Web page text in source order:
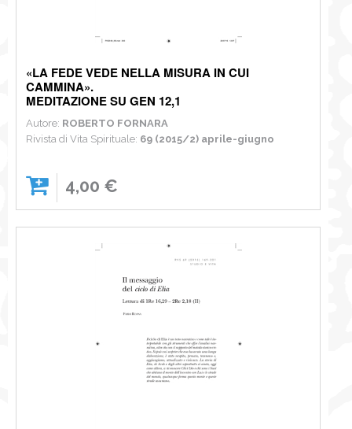
«LA FEDE VEDE NELLA MISURA IN CUI
CAMMINA».
MEDITAZIONE SU GEN 12,1
Autore: ROBERTO FORNARA
Rivista di Vita Spirituale: 69 (2015/2) aprile-giugno
4,00 €